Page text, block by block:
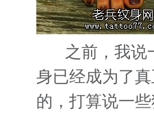
之前，我说
身已经成为了
的，打算说一